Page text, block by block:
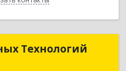
Технологий
Технологий